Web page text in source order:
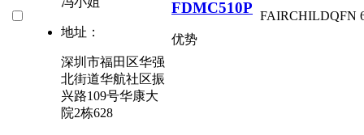
地址：
深圳市福田区华强
北街道华航社区振
兴路109号华康大
院2栋628
FDMC510P
优势
FAIRCHILDQFN